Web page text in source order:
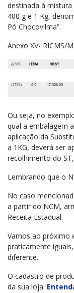
destinada à
400 g e 1 Kg,
Pó Chocovilma”.
Anexo XV- RICMS/
Ou seja, no
qual a embalagem
aplicação da
a 1KG, deverá ser
recolhimento do
Lembrando que o
No caso
a partir do NCM,
Receita Estadual.
Vamos ao próximo
praticamente
diferente.
O cadastro de
da sua loja.